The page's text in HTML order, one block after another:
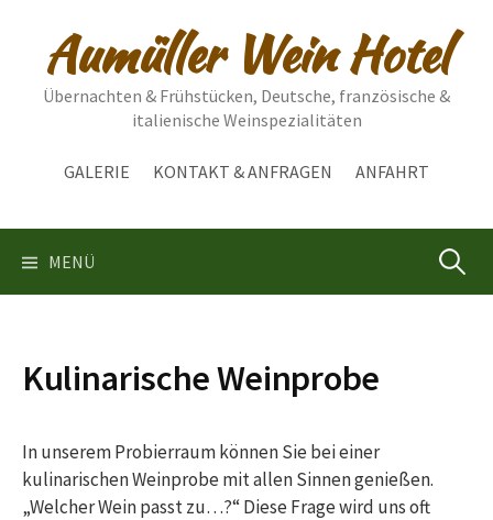
Aumüller Wein Hotel
Übernachten & Frühstücken, Deutsche, französische &
italienische Weinspezialitäten
GALERIE KONTAKT & ANFRAGEN ANFAHRT
MENÜ Suchen
Kulinarische Weinprobe
In unserem Probierraum können Sie bei einer
kulinarischen Weinprobe mit allen Sinnen genießen.
„Welcher Wein passt zu…?“ Diese Frage wird uns oft